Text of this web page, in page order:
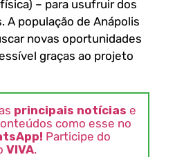
– para usufruir dos
A população de Anápolis
novas oportunidades
graças ao projeto
principais notícias e
como esse no
Participe do
VIVA.